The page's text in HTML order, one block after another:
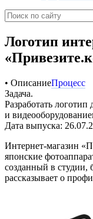
Логотип
• ОписаниеПроцесс
Задача.
Разработать
и
Дата выпуска:
Интернет-магазин
японские
созданный в студии,
рассказывает о